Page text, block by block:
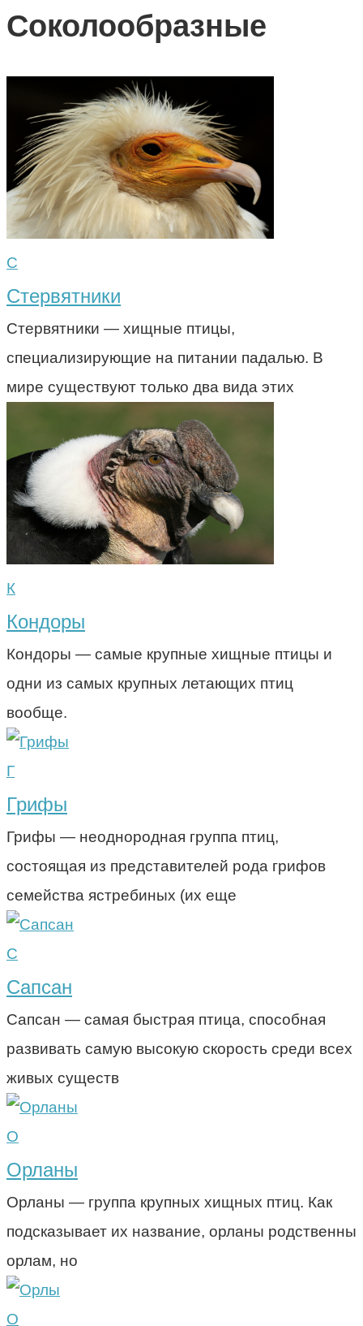
Соколообразные
С
Стервятники
Стервятники — хищные птицы,
специализирующие на питании падалью. В
мире существуют только два вида этих
К
Кондоры
Кондоры — самые крупные хищные птицы и
одни из самых крупных летающих птиц
вообще.
Г
Грифы
Грифы — неоднородная группа птиц,
состоящая из представителей рода грифов
семейства ястребиных (их еще
С
Сапсан
Сапсан — самая быстрая птица, способная
развивать самую высокую скорость среди всех
живых существ
О
Орланы
Орланы — группа крупных хищных птиц. Как
подсказывает их название, орланы родственны
орлам, но
О